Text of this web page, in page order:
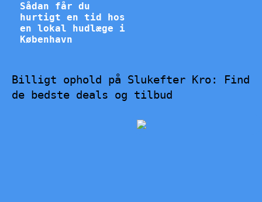
Sådan får du
hurtigt en tid hos
en lokal hudlæge i
København
Billigt ophold på Slukefter Kro: Find
de bedste deals og tilbud